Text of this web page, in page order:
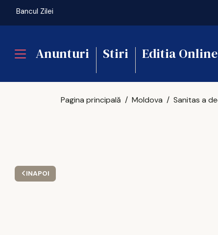
Bancul Zilei
Anunturi Stiri Editia Online
INAPOI
Pagina principală Moldova